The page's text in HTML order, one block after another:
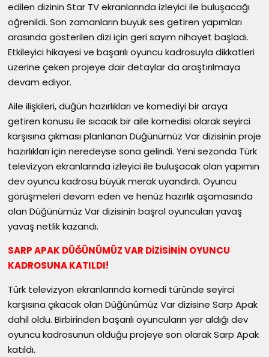
edilen dizinin Star TVekranlarında izleyici ile buluşacağı
öğrenildi. Son zamanların büyük ses getiren yapımları
arasında gösterilen dizi için geri sayım nihayet başladı.
Etkileyici hikayesi ve başarılı oyuncu kadrosuyla dikkatleri
üzerine çeken projeye dair detaylar da araştırılmaya
devam ediyor.
Aile ilişkileri, düğün hazırlıkları ve komediyi bir araya
getiren konusu ile sıcacık bir aile komedisi olarak seyirci
karşısına çıkması planlanan Düğünümüz Var dizisinin proje
hazırlıkları için neredeyse sona gelindi. Yeni sezonda Türk
televizyon ekranlarında izleyici ile buluşacak olan yapımın
dev oyuncu kadrosu büyük merak uyandırdı. Oyuncu
görüşmeleri devam eden ve henüz hazırlık aşamasında
olan Düğünümüz Var dizisinin başrol oyuncuları yavaş
yavaş netlik kazandı.
SARP APAK DÜĞÜNÜMÜZ VAR DİZİSİNİN OYUNCU
KADROSUNA KATILDI!
Türk televizyon ekranlarında komedi türünde seyirci
karşısına çıkacak olan Düğünümüz Var dizisine Sarp Apak
dahil oldu. Birbirinden başarılı oyuncuların yer aldığı dev
oyuncu kadrosunun olduğu projeye son olarak Sarp Apak
katıldı.